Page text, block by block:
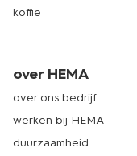
koffie
over HEMA
over ons bedrijf
werken bij HEMA
duurzaamheid